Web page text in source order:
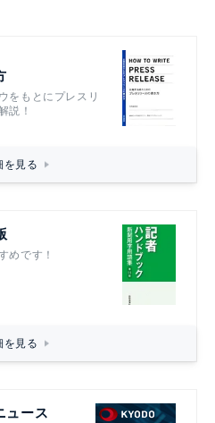
をもとにプレスリ
説！
を見る
めです！
を見る
ュース